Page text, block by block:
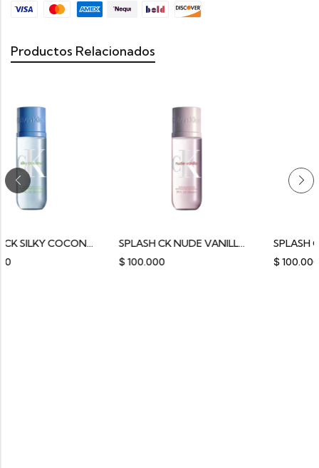
Productos Relacionados
SPLASH CK SILKY COCONUT CALVIN KLEIN 236ML
$100.000 $